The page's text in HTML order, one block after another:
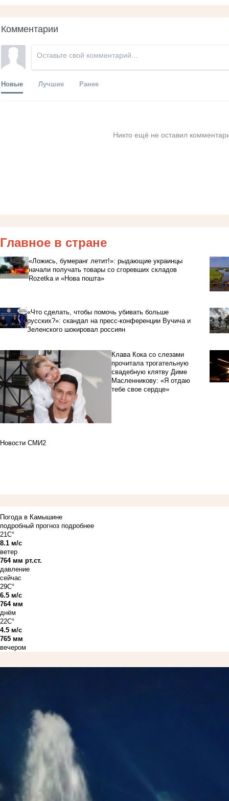
Комментарии
Новые Лучшие Ранее
Никто ещё не оставил
Главное в стране
«Ложись, бумеранг летит!»: рыдающие украинцы
начали получать товары со сгоревших складов
Rozetka и «Нова пошта»
«Что сделать, чтобы помочь убивать больше
русских?»: скандал на пресс-конференции Вучича и
Зеленского шокировал россиян
Клава Кока со слезами
прочитала трогательную
свадебную клятву Диме
Масленникову: «Я отдаю
тебе свое сердце»
Новости СМИ2
Погода в Камышине
подробный прогноз подробнее
21C°
8.1 м/с
ветер
764 мм рт.ст.
давление
сейчас
29C°
6.5 м/с
764 мм
днём
22C°
4.5 м/с
765 мм
вечером